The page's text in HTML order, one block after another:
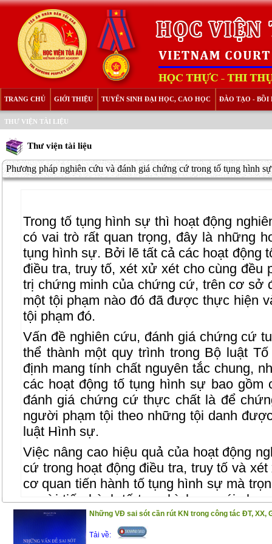
TRANG CHỦ GIỚI THIỆU TUYỂN SINH ĐẠI HỌC, CAO HỌC ĐÀO TẠO - BỒI
THƯ VIỆN TÀI LIỆU
Thư viện tài liệu
Phương pháp nghiên cứu và đánh giá chứng cứ trong tố tụng hình
Trong tố tụng hình sự thì hoạt động
có vai trò rất quan trọng, đây là những
tụng hình sự. Bởi lẽ tất cả các hoạt động
điều tra, truy tố, xét xử xét cho cùng đều
trị chứng minh của chứng cứ, trên cơ sở
một tội phạm nào đó đã được thực hiện
tội phạm đó.
Vấn đề nghiên cứu, đánh giá chứng cứ
thể thành một quy trình trong Bộ luật
định mang tính chất nguyên tắc chung,
các hoạt động tố tụng hình sự bao gồm
đánh giá chứng cứ thực chất là để
người phạm tội theo những tội danh
luật Hình sự.
Việc nâng cao hiệu quả của hoạt động
cứ trong hoạt động điều tra, truy tố và
cơ quan tiến hành tố tụng hình sự mà
người tiến hành tố tụng hình sự nói
là có ý nghĩa thiết thực, nhằm góp phần
đảm xử lý đúng người, đúng tội, không
Những VĐ sai sót cần rút KN trong công tác ĐT, XX,
Tải về: